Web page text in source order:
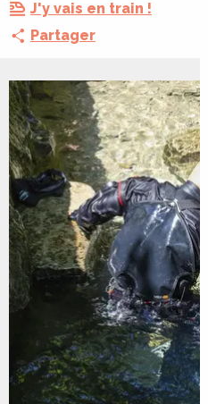
J'y vais en train !
Partager